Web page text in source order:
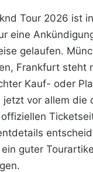
Tour 2026 ist
eine
gelaufen.
Frankfurt steht
Kauf- oder
jetzt vor allem die
guter